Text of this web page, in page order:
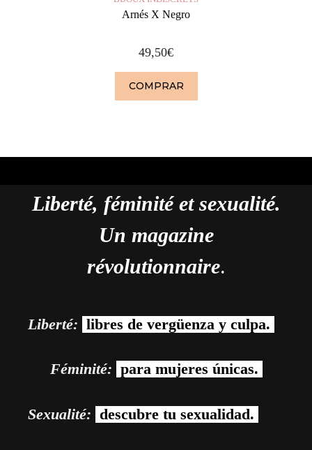
Arnés X Negro
49,50€
COMPRAR
Liberté, féminité et sexualité.
Un magazine
révolutionnaire.
Liberté: libres de vergüenza y culpa.
Féminité: para mujeres únicas.
Sexualité: descubre tu sexualidad.